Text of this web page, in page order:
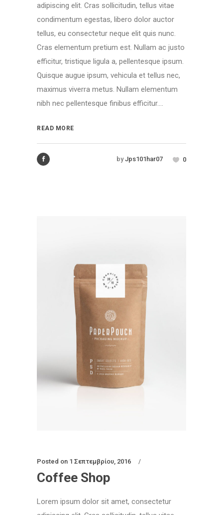
adipiscing elit. Cras sollicitudin, tellus vitae
condimentum egestas, libero dolor auctor
tellus, eu consectetur neque elit quis nunc.
Cras elementum pretium est. Nullam ac justo
efficitur, tristique ligula a, pellentesque ipsum.
Quisque augue ipsum, vehicula et tellus nec,
maximus viverra metus. Nullam elementum
nibh nec pellentesque finibus efficitur....
READ MORE
by Jps101har07 0
Posted on 1 Σεπτεμβρίου, 2016
Coffee Shop
Lorem ipsum dolor sit amet, consectetur